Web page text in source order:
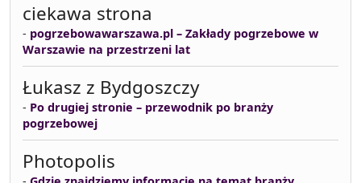
ciekawa strona
- pogrzebowawarszawa.pl – Zakłady pogrzebowe w
Warszawie na przestrzeni lat
Łukasz z Bydgoszczy
- Po drugiej stronie – przewodnik po branży
pogrzebowej
Photopolis